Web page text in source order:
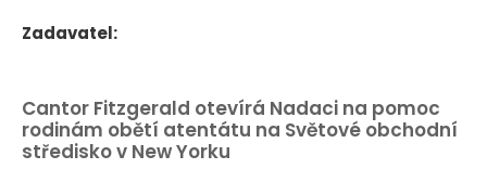
Zadavatel:
Cantor Fitzgerald otevírá Nadaci na pomoc
rodinám obětí atentátu na Světové obchodní
středisko v New Yorku